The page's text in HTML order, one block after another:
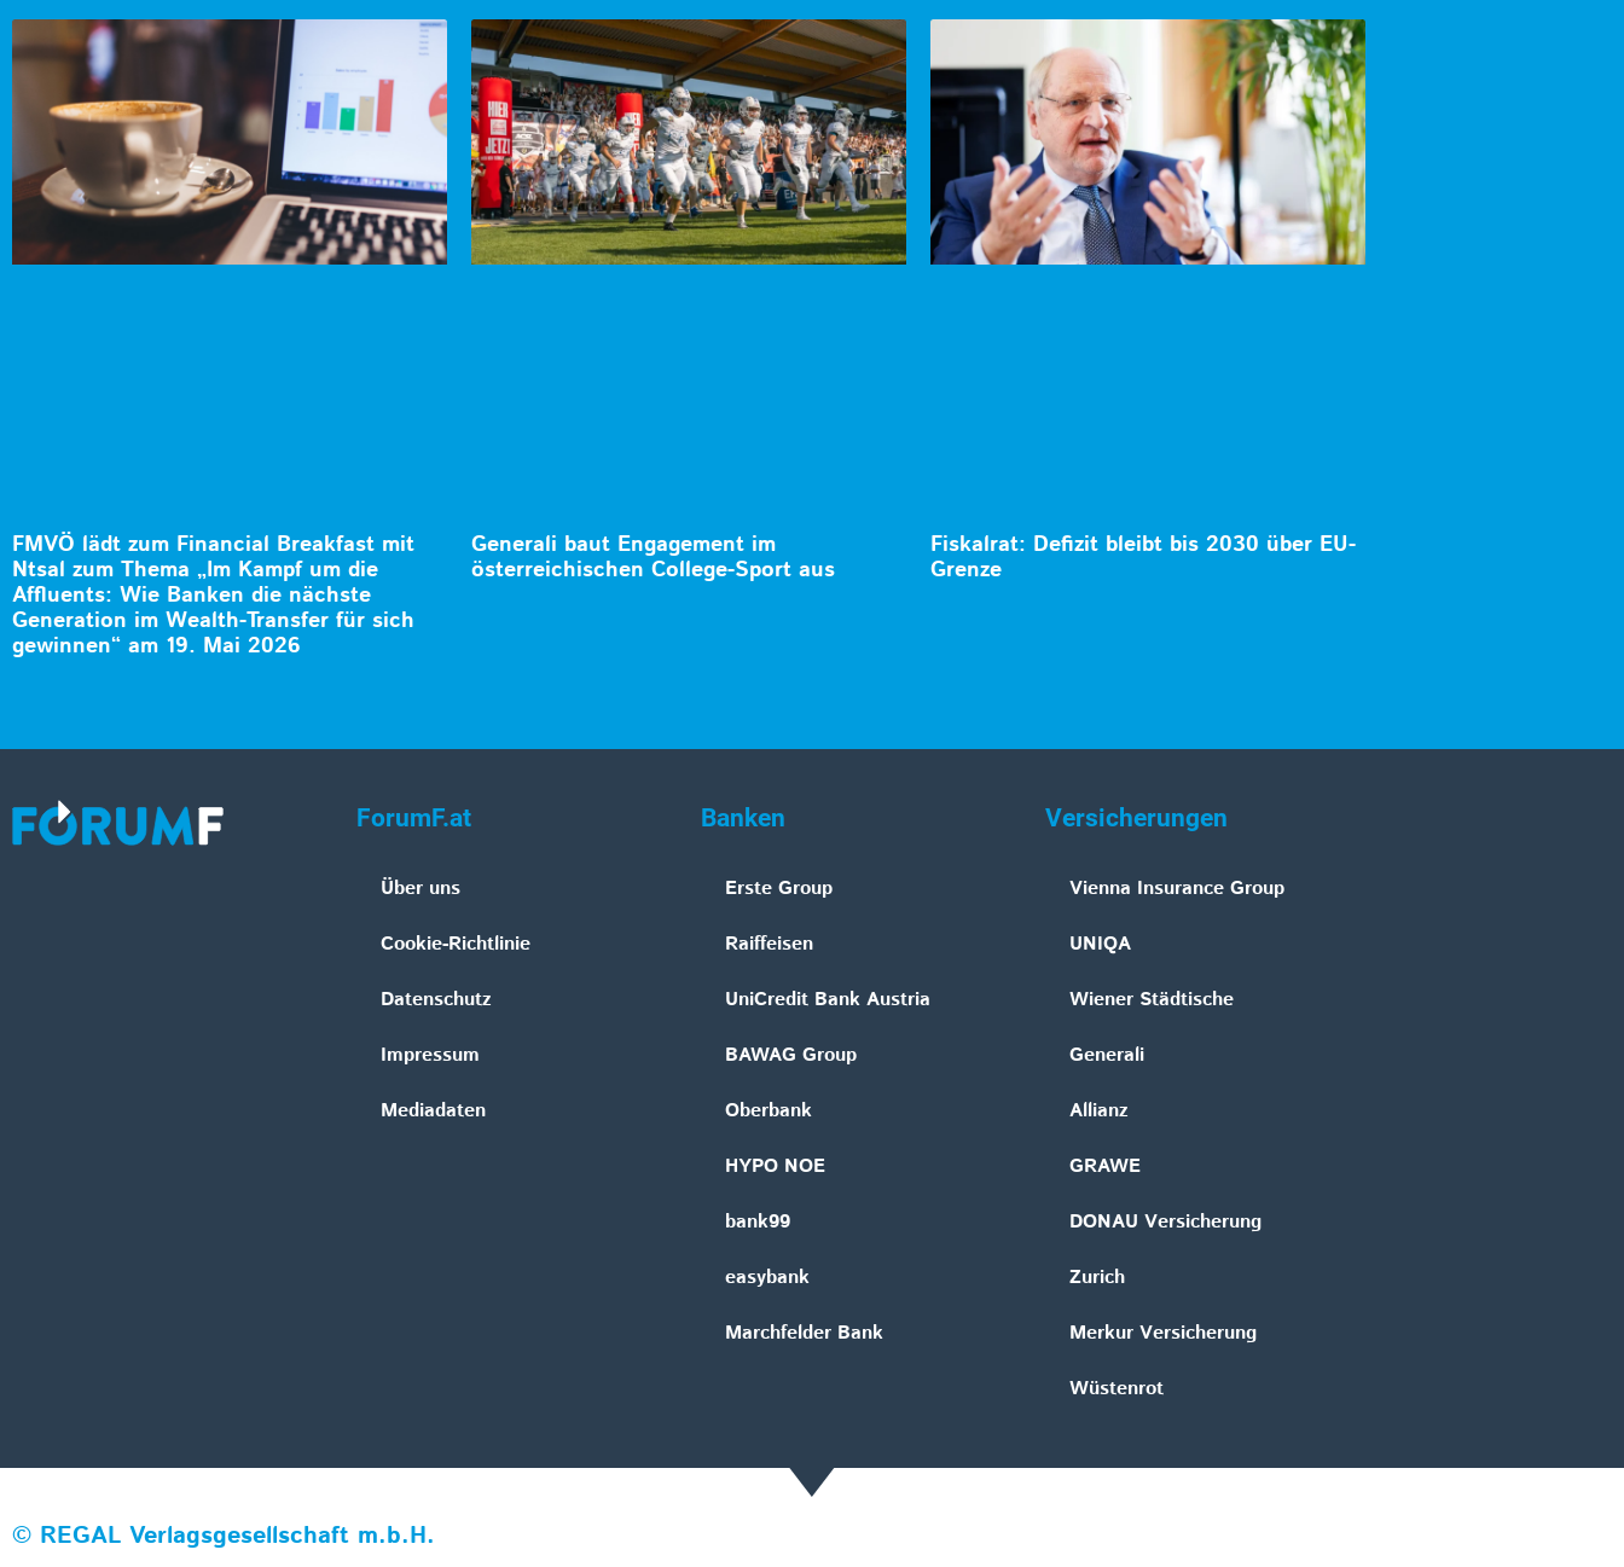
FMVÖ lädt zum Financial Breakfast mit
Ntsal zum Thema „Im Kampf um die
Affluents: Wie Banken die nächste
Generation im Wealth-Transfer für sich
gewinnen“ am 19. Mai 2026
Generali baut Engagement im
österreichischen College-Sport aus
Fiskalrat: Defizit bleibt bis 2030 über EU-
Grenze
ForumF.at
Über uns
Cookie-Richtlinie
Datenschutz
Impressum
Mediadaten
Banken
Erste Group
Raiffeisen
UniCredit Bank Austria
BAWAG Group
Oberbank
HYPO NOE
bank99
easybank
Marchfelder Bank
Versicherungen
Vienna Insurance Group
UNIQA
Wiener Städtische
Generali
Allianz
GRAWE
DONAU Versicherung
Zurich
Merkur Versicherung
Wüstenrot
© REGAL Verlagsgesellschaft m.b.H.